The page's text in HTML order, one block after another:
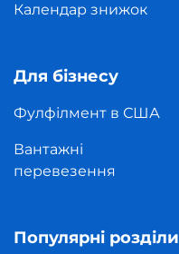
Календар знижок
Для бізнесу
Фулфілмент в США
Вантажні
перевезення
Популярні розділи